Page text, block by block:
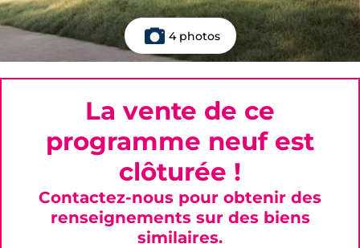
4 photos
La vente de ce
programme neuf est
clôturée !
Contactez-nous pour obtenir des
renseignements sur des biens
similaires.